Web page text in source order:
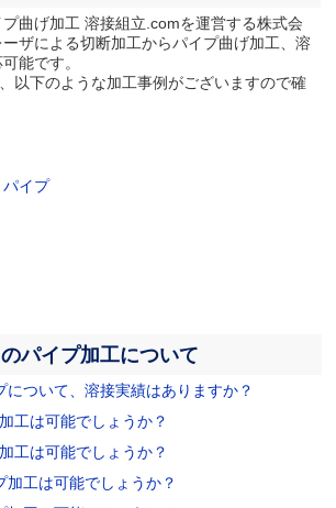
曲げ加工 溶接組立.comを運営する株式会
ザによる切断加工からパイプ曲げ加工、溶
能です。
以下のような加工事例がございますので確
パイプ
パイプ加工について
について、溶接実績はありますか？
工は可能でしょうか？
工は可能でしょうか？
加工は可能でしょうか？